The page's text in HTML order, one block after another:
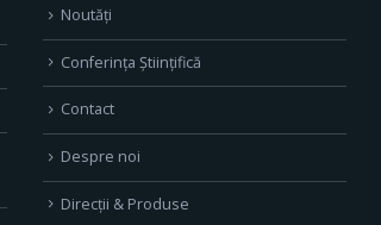
Noutăți
Conferința Științifică
Contact
Despre noi
Direcţii & Produse